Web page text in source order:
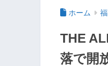
ホーム
THE
落で開